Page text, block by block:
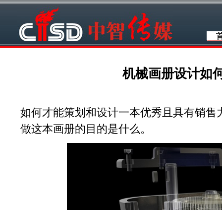
机械画册设计如
如何才能策划和设计一本优秀且具有销售
做这本画册的目的是什么。